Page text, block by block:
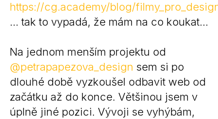
https://cg.academy/blog/
… tak to vypadá, že mám na co koukat…
Na jednom menším projektu od
@petrapapezova_design sem si po
dlouhé době vyzkoušel odbavit web od
začátku až do konce. Většinou jsem v
úplně jiné pozici. Vývoji se vyhýbám,